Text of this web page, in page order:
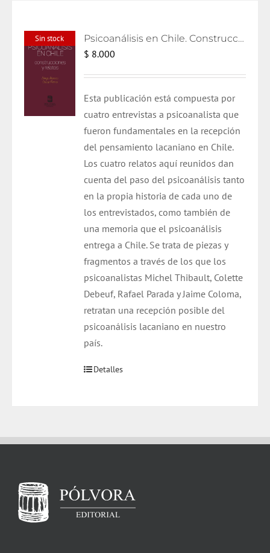
Sin stock Psicoanálisis en Chile. Construcciones y relatos
$ 8.000
Esta publicación está compuesta por
cuatro entrevistas a psicoanalista que
fueron fundamentales en la recepción
del pensamiento lacaniano en Chile.
Los cuatro relatos aquí reunidos dan
cuenta del paso del psicoanálisis tanto
en la propia historia de cada uno de
los entrevistados, como también de
una memoria que el psicoanálisis
entrega a Chile. Se trata de piezas y
fragmentos a través de los que los
psicoanalistas Michel Thibault, Colette
Debeuf, Rafael Parada y Jaime Coloma,
retratan una recepción posible del
psicoanálisis lacaniano en nuestro
país.
Detalles